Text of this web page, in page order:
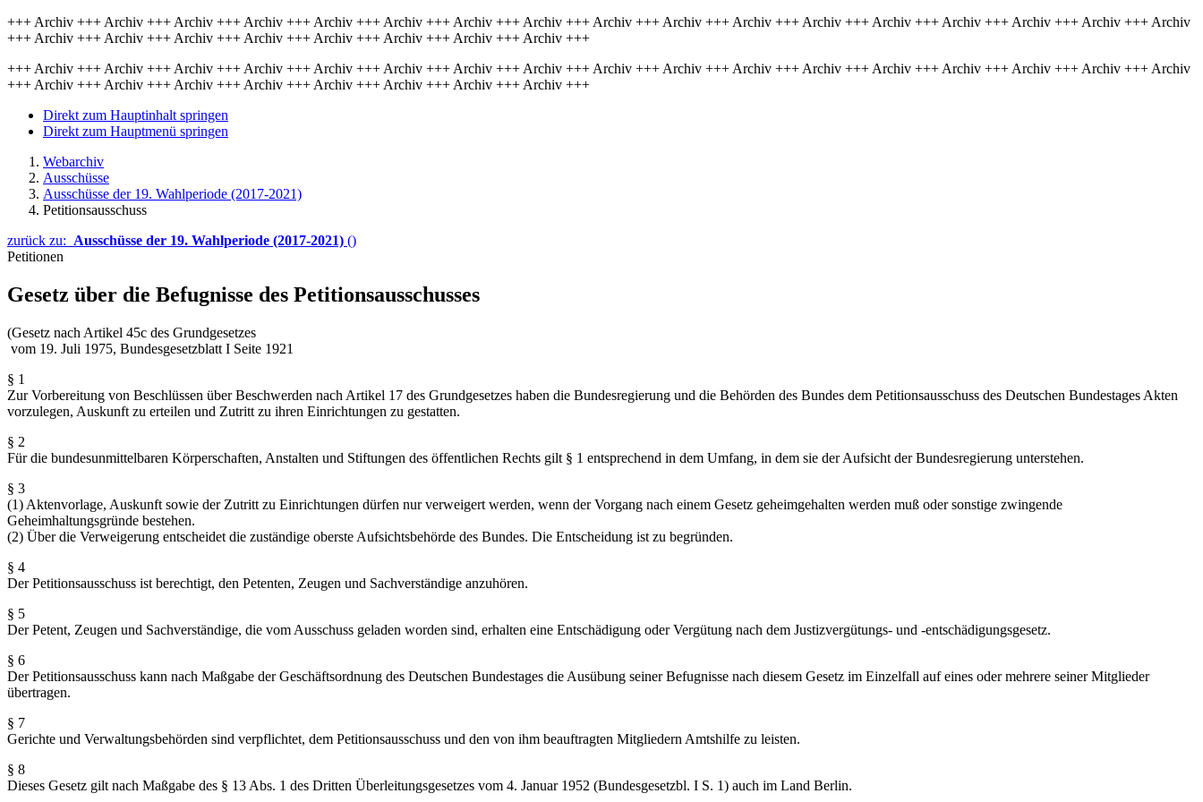
+++ Archiv +++ Archiv +++ Archiv +++ Archiv +++ Archiv +++ Archiv +++ Archiv +++ Archiv +++ Archiv +++ Archiv +++ Archiv +++ Archiv +++ Archiv +++ Archiv +++ Archiv +++ Archiv +++ Archiv
+++ Archiv +++ Archiv +++ Archiv +++ Archiv +++ Archiv +++ Archiv +++ Archiv +++ Archiv +++
+++ Archiv +++ Archiv +++ Archiv +++ Archiv +++ Archiv +++ Archiv +++ Archiv +++ Archiv +++ Archiv +++ Archiv +++ Archiv +++ Archiv +++ Archiv +++ Archiv +++ Archiv +++ Archiv +++ Archiv
+++ Archiv +++ Archiv +++ Archiv +++ Archiv +++ Archiv +++ Archiv +++ Archiv +++ Archiv +++
Direkt zum Hauptinhalt springen
Direkt zum Hauptmenü springen
Webarchiv
Ausschüsse
Ausschüsse der 19. Wahlperiode (2017-2021)
Petitionsausschuss
zurück zu: Ausschüsse der 19. Wahlperiode (2017-2021) ()
Petitionen
Gesetz über die Befugnisse des Petitionsausschusses
(Gesetz nach Artikel 45c des Grundgesetzes
vom 19. Juli 1975, Bundesgesetzblatt I Seite 1921
§ 1
Zur Vorbereitung von Beschlüssen über Beschwerden nach Artikel 17 des Grundgesetzes haben die Bundesregierung und die Behörden des Bundes dem Petitionsausschuss des Deutschen Bundestages Akten
vorzulegen, Auskunft zu erteilen und Zutritt zu ihren Einrichtungen zu gestatten.
§ 2
Für die bundesunmittelbaren Körperschaften, Anstalten und Stiftungen des öffentlichen Rechts gilt § 1 entsprechend in dem Umfang, in dem sie der Aufsicht der Bundesregierung unterstehen.
§ 3
(1) Aktenvorlage, Auskunft sowie der Zutritt zu Einrichtungen dürfen nur verweigert werden, wenn der Vorgang nach einem Gesetz geheimgehalten werden muß oder sonstige zwingende
Geheimhaltungsgründe bestehen.
(2) Über die Verweigerung entscheidet die zuständige oberste Aufsichtsbehörde des Bundes. Die Entscheidung ist zu begründen.
§ 4
Der Petitionsausschuss ist berechtigt, den Petenten, Zeugen und Sachverständige anzuhören.
§ 5
Der Petent, Zeugen und Sachverständige, die vom Ausschuss geladen worden sind, erhalten eine Entschädigung oder Vergütung nach dem Justizvergütungs- und -entschädigungsgesetz.
§ 6
Der Petitionsausschuss kann nach Maßgabe der Geschäftsordnung des Deutschen Bundestages die Ausübung seiner Befugnisse nach diesem Gesetz im Einzelfall auf eines oder mehrere seiner Mitglieder
übertragen.
§ 7
Gerichte und Verwaltungsbehörden sind verpflichtet, dem Petitionsausschuss und den von ihm beauftragten Mitgliedern Amtshilfe zu leisten.
§ 8
Dieses Gesetz gilt nach Maßgabe des § 13 Abs. 1 des Dritten Überleitungsgesetzes vom 4. Januar 1952 (Bundesgesetzbl. I S. 1) auch im Land Berlin.